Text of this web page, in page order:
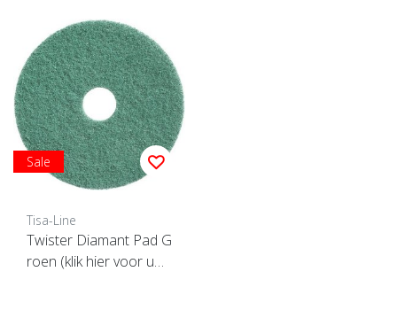
Sale
Tisa-Line
Twister Diamant Pad G
roen (klik hier voor uw